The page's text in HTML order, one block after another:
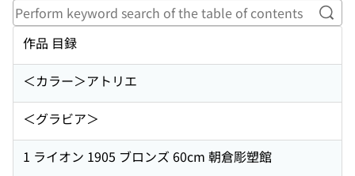
作品 目録
＜カラー＞アトリエ
＜グラビア＞
1 ライオン 1905 ブロンズ 60cm 朝倉彫塑館